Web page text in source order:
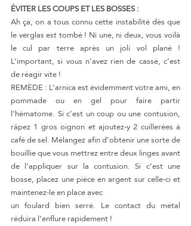
ÉVITER LES COUPS ET LES BOSSES :
Ah ça, on a tous connu cette instabilité dès que
le verglas est tombé ! Ni une, ni deux, vous voilà
le cul par terre après un joli vol plané !
L’important, si vous n’avez rien de cassé, c’est
de réagir vite !
REMÈDE : L’arnica est évidemment votre ami, en
pommade ou en gel pour faire partir
l’hématome. Si c’est un coup ou une contusion,
râpez 1 gros oignon et ajoutez-y 2 cuillerées à
café de sel. Mélangez afin d’obtenir une sorte de
bouillie que vous mettrez entre deux linges avant
de l’appliquer sur la contusion. Si c’est une
bosse, placez une pièce en argent sur celle-ci et
maintenez-le en place avec
un foulard bien serré. Le contact du métal
réduira l’enflure rapidement !